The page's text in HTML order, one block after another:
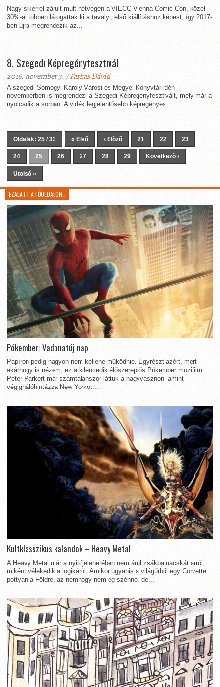
Nagy sikerrel zárult múlt hétvégén a VIECC Vienna Comic Con, közel
30%-al többen látogattak ki a tavalyi, első kiállításhoz képest, így 2017-
ben újra megrendezik az...
8. Szegedi Képregényfesztivál
2016. november 3. /Farkas Dávid
A szegedi Somogyi Károly Városi és Megyei Könyvtár idén
novemberben is megrendezi a Szegedi Képregényfesztivált, mely már a
nyolcadik a sorban. A vidék legjelentősebb képregényes...
Oldalak: 25 / 33 « Elsõ ‹ Elõzõ 21 22 23
24 25 26 27 28 29 Következõ ›
Utolsó »
EZALATT A FŐOLDALON…
Pókember: Vadonatúj nap
Papíron pedig nagyon nem kellene működnie. Egyrészt azért, mert
akárhogy is nézem, ez a kilencedik élőszereplős Pókember mozifilm.
Peter Parkert már számtalanszor láttuk a nagyvásznon, amint
végighálóhintázza New Yorkot...
Kultklasszikus kalandok – Heavy Metal
A Heavy Metal már a nyitójelenetében nem árul zsákbamacskát arról,
miként vélekedik a logikáról. Amikor ugyanis a világűrből egy Corvette
pottyan a Földre, az nemhogy nem ég szénné, de...